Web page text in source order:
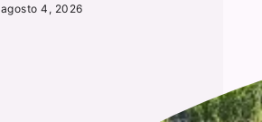
agosto 4, 2026